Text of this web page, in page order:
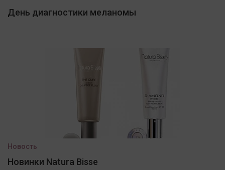
День диагностики меланомы
Новость
Новинки Natura Bisse